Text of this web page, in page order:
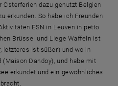
dazu genutzt Belgien
erkunden. So habe ich Freunden
ESN in Leuven in petto
Brüssel und Liege Waffeln ist
letzteres ist süßer) und wo in
Dandoy), und habe mit
erkundet und ein gewöhnliches